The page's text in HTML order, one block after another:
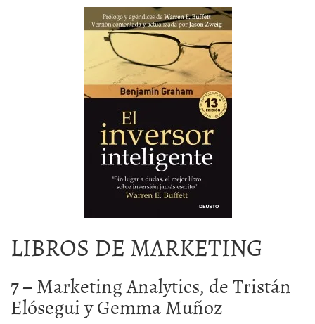
LIBROS DE MARKETING
7 – Marketing Analytics, de Tristán
Elósegui y Gemma Muñoz